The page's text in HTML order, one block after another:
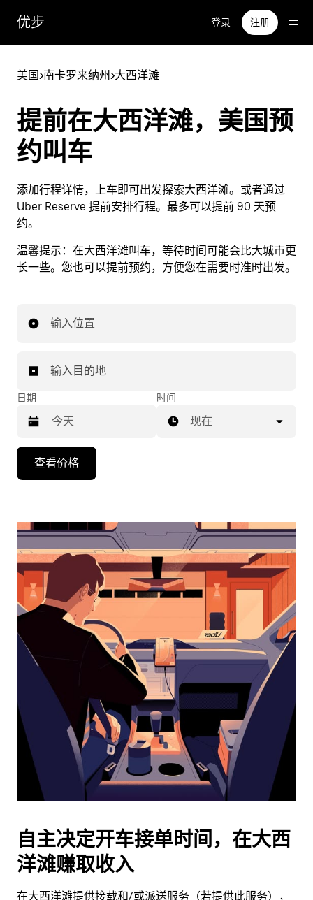
优步 登录 注册
美国>南卡罗来纳州>大西洋滩
提前在大西洋滩，美国预
约叫车
添加行程详情，上车即可出发探索大西洋滩。或者通过
Uber Reserve 提前安排行程。最多可以提前 90 天预
约。
温馨提示： 在大西洋滩叫车，等待时间可能会比大城市更
长一些。您也可以提前预约，方便您在需要时准时出发。
输入位置
输入目的地
日期
向
头
浏
日
并
期。
按
退
闭
日
历。
时间
现在
查看价格
自主决定开车接单时间，在大西
洋滩赚取收入
在大西洋滩提供接载和/或派送服务（若提供此服务），